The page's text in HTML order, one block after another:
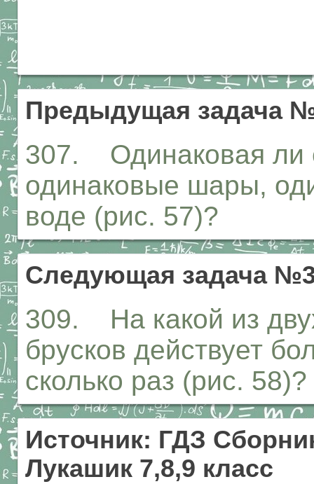
Предыдущая задача
307. Одинаковая ли
одинаковые шары,
воде (рис. 57)?
Следующая задача
309. На какой из
брусков действует
сколько раз (рис. 58)?
Источник: ГДЗ
Лукашик 7,8,9 класс